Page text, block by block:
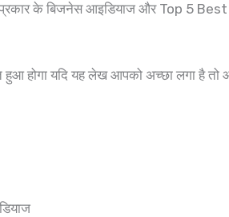
के बिजनेस आइडियाज और Top 5
हुआ होगा यदि यह लेख आपको अच्छा लगा है